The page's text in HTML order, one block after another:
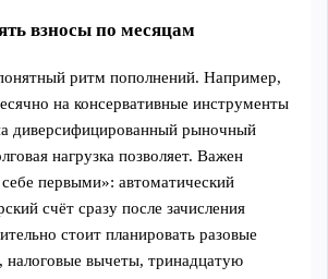
взносы по месяцам
ритм пополнений. Например,
на консервативные инструменты
диверсифицированный рыночный
нагрузка позволяет. Важен
первыми»: автоматический
счёт сразу после зачисления
стоит планировать разовые
налоговые вычеты, тринадцатую